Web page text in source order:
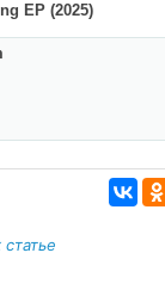
EP (2025)